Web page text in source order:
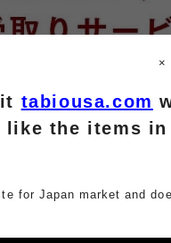
。
×
tabiousa.com
like the items in
for Japan market and